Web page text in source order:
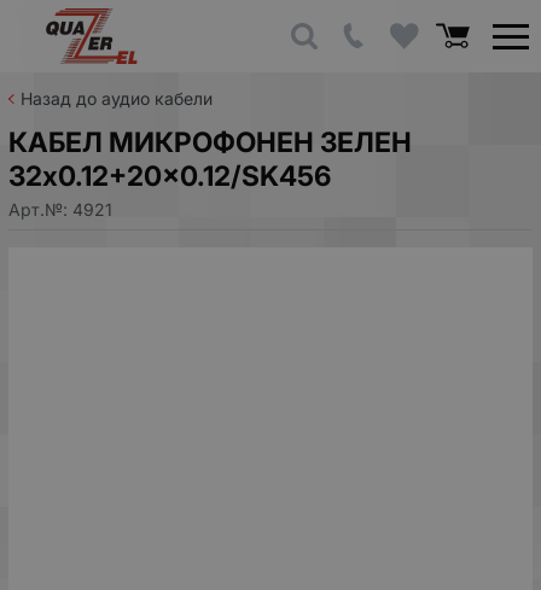
Назад до аудио кабели
КАБЕЛ МИКРОФОНЕН ЗЕЛЕН
32x0.12+20x0.12/SK456
Арт.№: 4921